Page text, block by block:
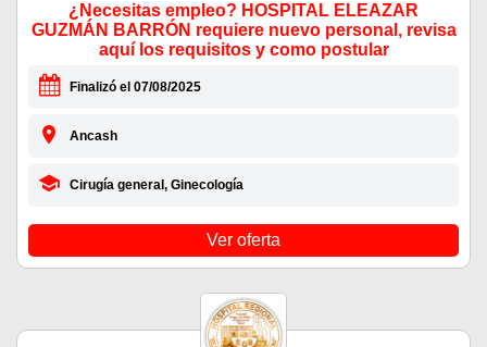
¿Necesitas empleo? HOSPITAL ELEAZAR
GUZMÁN BARRÓN requiere nuevo personal, revisa
aquí los requisitos y como postular
Finalizó el 07/08/2025
Ancash
Cirugía general, Ginecología
Ver oferta